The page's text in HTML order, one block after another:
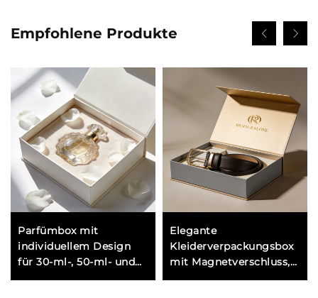
Empfohlene Produkte
Parfümbox mit
individuellem Design
für 30-ml-, 50-ml- und
Elegante
Kleiderverpackungsbox
mit Magnetverschluss,